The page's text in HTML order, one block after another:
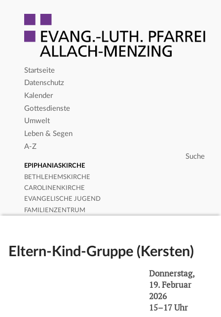
Startseite
Datenschutz
Kalender
Gottesdienste
Umwelt
Leben & Segen
A-Z
EPIPHANIASKIRCHE
BETHLEHEMSKIRCHE
CAROLINENKIRCHE
EVANGELISCHE JUGEND
FAMILIENZENTRUM
Eltern-Kind-Gruppe (Kersten)
Donnerstag,
19. Februar
2026
15–17 Uhr